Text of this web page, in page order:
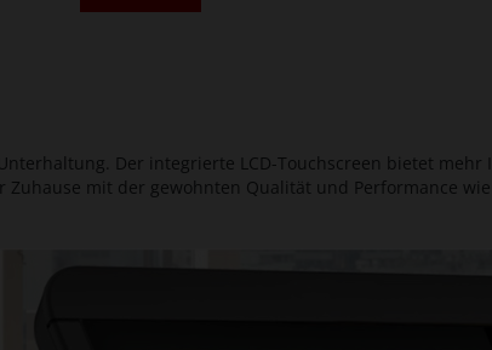
Der integrierte LCD-Touchscreen bietet
mit der gewohnten Qualität und Performance